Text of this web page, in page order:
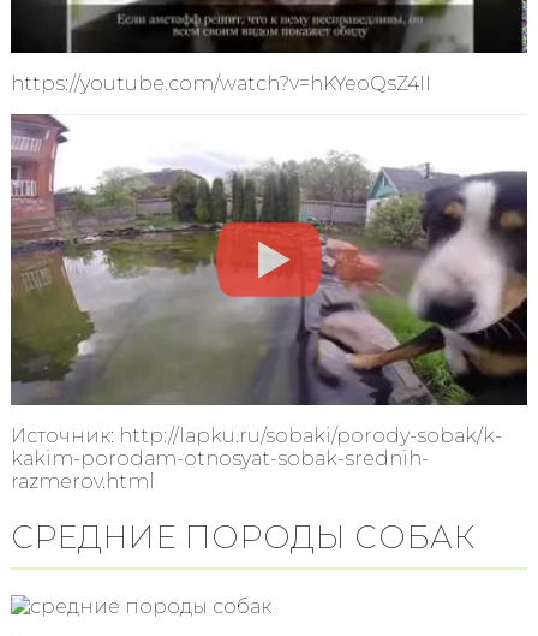
https://youtube.com/watch?v=hKYeoQsZ4II
Источник: http://lapku.ru/sobaki/porody-sobak/k-
kakim-porodam-otnosyat-sobak-srednih-
razmerov.html
СРЕДНИЕ ПОРОДЫ СОБАК